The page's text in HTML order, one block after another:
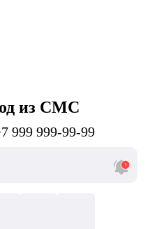
из СМС
999 999-99-99